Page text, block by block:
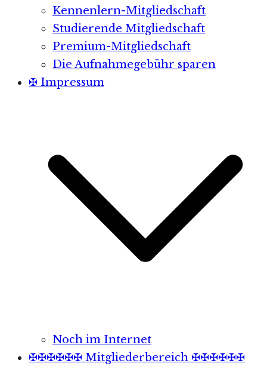
Kennenlern-Mitgliedschaft
Studierende Mitgliedschaft
Premium-Mitgliedschaft
Die Aufnahmegebühr sparen
✠ Impressum
Noch im Internet
✠✠✠✠✠✠ Mitgliederbereich ✠✠✠✠✠✠